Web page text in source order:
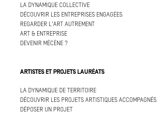
LA DYNAMIQUE COLLECTIVE
DÉCOUVRIR LES ENTREPRISES ENGAGÉES
REGARDER L'ART AUTREMENT
ART & ENTREPRISE
DEVENIR MÉCÈNE ?
ARTISTES ET PROJETS LAURÉATS
LA DYNAMIQUE DE TERRITOIRE
DÉCOUVRIR LES PROJETS ARTISTIQUES ACCOMPAGNÉS
DÉPOSER UN PROJET